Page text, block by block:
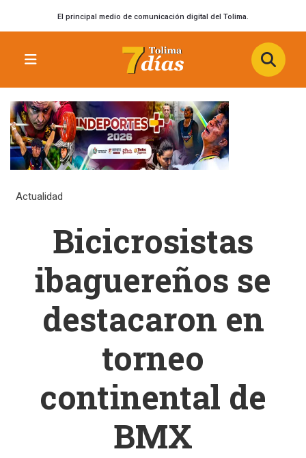
El principal medio de comunicación digital del Tolima.
Actualidad
Bicicrosistas
ibaguereños se
destacaron en
torneo
continental de
BMX